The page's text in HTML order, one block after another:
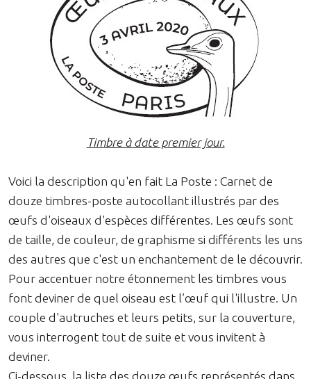
Timbre à date premier jour.
Voici la description qu'en fait La Poste : Carnet de
douze timbres-poste autocollant illustrés par des
œufs d'oiseaux d'espèces différentes. Les œufs sont
de taille, de couleur, de graphisme si différents les uns
des autres que c'est un enchantement de le découvrir.
Pour accentuer notre étonnement les timbres vous
font deviner de quel oiseau est l’œuf qui l'illustre. Un
couple d'autruches et leurs petits, sur la couverture,
vous interrogent tout de suite et vous invitent à
deviner.
Ci-dessous, la liste des douze œufs représentés dans